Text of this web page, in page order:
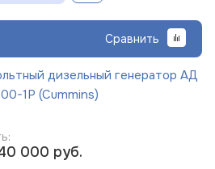
Сравнить
дизельный генератор АД
1Р (Cummins)
000 руб.